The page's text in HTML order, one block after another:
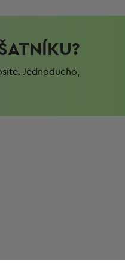
Jednoduchо,